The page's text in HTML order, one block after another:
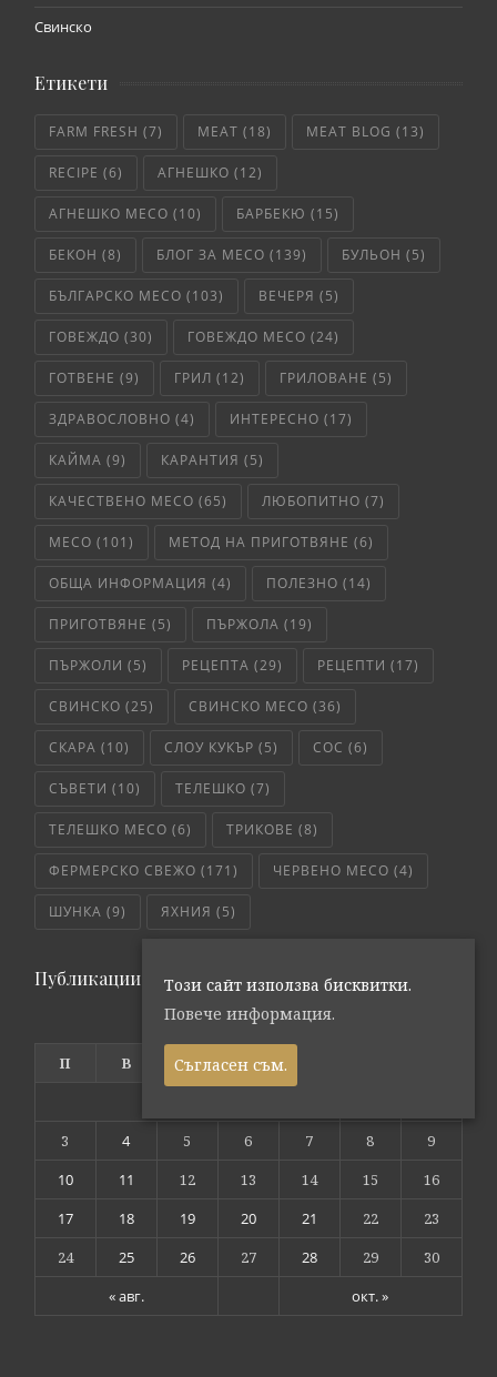
Свинско
Етикети
FARM FRESH (7) MEAT (18) MEAT BLOG (13)
RECIPE (6) АГНЕШКО (12)
АГНЕШКО МЕСО (10) БАРБЕКЮ (15)
БЕКОН (8) БЛОГ ЗА МЕСО (139) БУЛЬОН (5)
БЪЛГАРСКО МЕСО (103) ВЕЧЕРЯ (5)
ГОВЕЖДО (30) ГОВЕЖДО МЕСО (24)
ГОТВЕНЕ (9) ГРИЛ (12) ГРИЛОВАНЕ (5)
ЗДРАВОСЛОВНО (4) ИНТЕРЕСНО (17)
КАЙМА (9) КАРАНТИЯ (5)
КАЧЕСТВЕНО МЕСО (65) ЛЮБОПИТНО (7)
МЕСО (101) МЕТОД НА ПРИГОТВЯНЕ (6)
ОБЩА ИНФОРМАЦИЯ (4) ПОЛЕЗНО (14)
ПРИГОТВЯНЕ (5) ПЪРЖОЛА (19)
ПЪРЖОЛИ (5) РЕЦЕПТА (29) РЕЦЕПТИ (17)
СВИНСКО (25) СВИНСКО МЕСО (36)
СКАРА (10) СЛОУ КУКЪР (5) СОС (6)
СЪВЕТИ (10) ТЕЛЕШКО (7)
ТЕЛЕШКО МЕСО (6) ТРИКОВЕ (8)
ФЕРМЕРСКО СВЕЖО (171) ЧЕРВЕНО МЕСО (4)
ШУНКА (9) ЯХНИЯ (5)
Публикации по дата
септември 2018
П В С Ч
« авг. окт. »
3
4 5 6 7 8
9
10
11 12 13 14 15
16
17
18 19 20 21 22
23
24
25 26 27 28 29 30
Този сайт използва бисквитки.
Повече информация.
Съгласен съм.